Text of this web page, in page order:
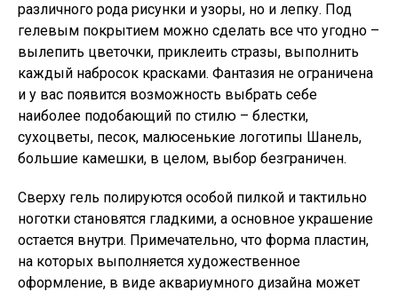
различного рода рисунки и узоры, но и лепку. Под
гелевым покрытием можно сделать все что угодно –
вылепить цветочки, приклеить стразы, выполнить
каждый набросок красками. Фантазия не ограничена
и у вас появится возможность выбрать себе
наиболее подобающий по стилю – блестки,
сухоцветы, песок, малюсенькие логотипы Шанель,
большие камешки, в целом, выбор безграничен.
Сверху гель полируются особой пилкой и тактильно
ноготки становятся гладкими, а основное украшение
остается внутри. Примечательно, что форма пластин,
на которых выполняется художественное
оформление, в виде аквариумного дизайна может